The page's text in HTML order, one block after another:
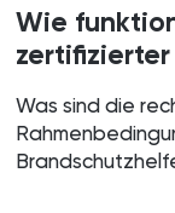
19.MARCH 2025
Wie
Was sind die